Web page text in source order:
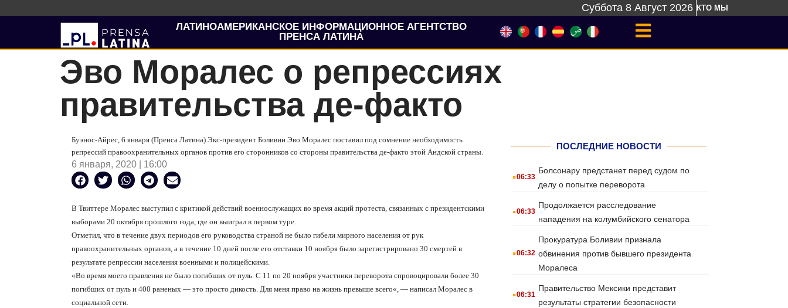
Суббота 8 Август 2026 КТО МЫ
ЛАТИНОАМЕРИКАНСКОЕ ИНФОРМАЦИОННОЕ АГЕНТСТВО
ПРЕНСА ЛАТИНА
Эво Моралес о репрессиях
правительства де-факто
Буэнос-Айрес, 6 января (Пренса Латина) Экс-президент Боливии Эво Моралес поставил под сомнение необходимость
репрессий правоохранительных органов против его сторонников со стороны правительства де-факто этой Андской страны.
6 января, 2020 | 16:00
В Твиттере Моралес выступил с критикой действий военнослужащих во время акций протеста, связанных с президентскими
выборами 20 октября прошлого года, где он выиграл в первом туре.
Отметил, что в течение двух периодов его руководства страной не было гибели мирного населения от рук
правоохранительных органов, а в течение 10 дней после его отставки 10 ноября было зарегистрировано 30 смертей в
результате репрессии населения военными и полицейскими.
«Во время моего правления не было погибших от пуль. С 11 по 20 ноября участники переворота спровоцировали более 30
погибших от пуль и 400 раненых — это просто дикость. Для меня право на жизнь превыше всего«, — написал Моралес в
социальной сети.
ПОСЛЕДНИЕ НОВОСТИ
.06:33
Болсонару предстанет перед судом по
делу о попытке переворота
.06:33
Продолжается расследование
нападения на колумбийского сенатора
.06:32
Прокуратура Боливии признала
обвинения против бывшего президента
Моралеса
.06:31
Правительство Мексики представит
результаты стратегии безопасности